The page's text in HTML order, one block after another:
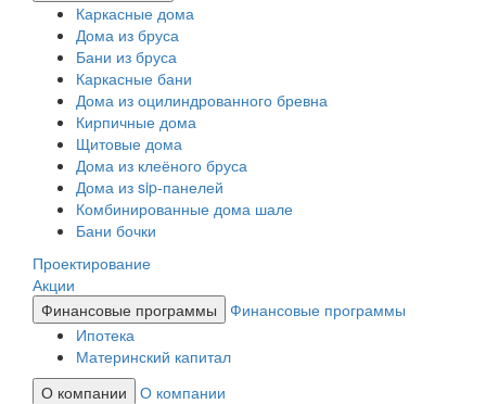
Каркасные дома
Дома из бруса
Бани из бруса
Каркасные бани
Дома из оцилиндрованного бревна
Кирпичные дома
Щитовые дома
Дома из клеёного бруса
Дома из sip-панелей
Комбинированные дома шале
Бани бочки
Проектирование
Акции
Финансовые программы
Финансовые программы
Ипотека
Материнский капитал
О компании
О компании